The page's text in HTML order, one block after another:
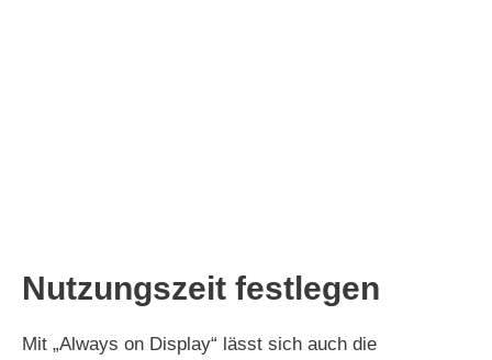
Nutzungszeit festlegen
Mit „Always on Display“ lässt sich auch die